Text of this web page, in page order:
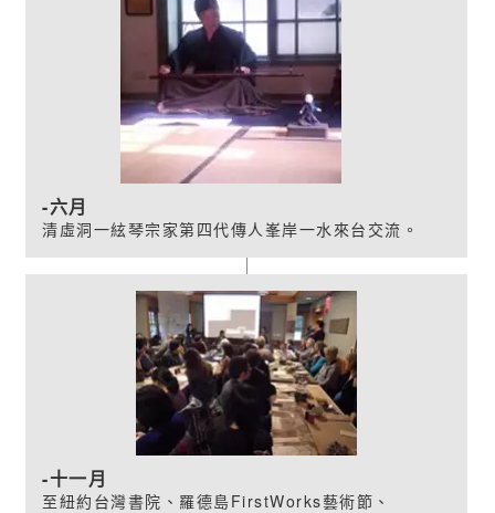
六月
清虛洞一絃琴宗家第四代傳人峯岸一水來台交流。
十一月
至紐約台灣書院、羅德島FirstWorks藝術節、